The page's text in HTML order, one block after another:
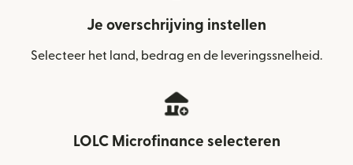
Je overschrijving instellen
Selecteer het land, bedrag en de leveringssnelheid.
LOLC Microfinance selecteren